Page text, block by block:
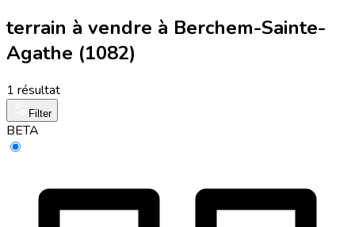
terrain à vendre à Berchem-Sainte-
Agathe (1082)
1 résultat
Filter
BETA